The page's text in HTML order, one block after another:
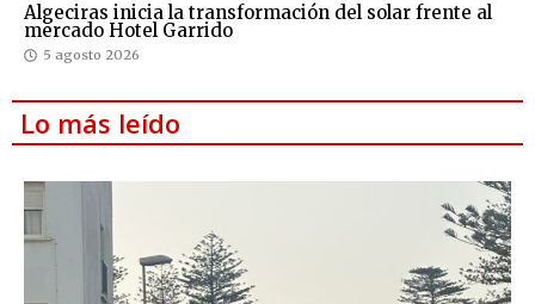
Algeciras inicia la transformación del solar frente al
mercado Hotel Garrido
5 agosto 2026
Lo más leído